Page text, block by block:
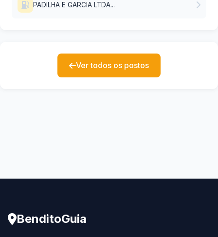
PADILHA E GARCIA LTDA...
Ver todos os postos
BenditoGuia